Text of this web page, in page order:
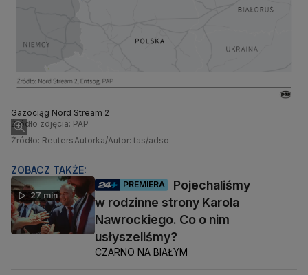
Gazociąg Nord Stream 2
Źródło zdjęcia: PAP
Źródło: Reuters Autorka/Autor: tas/adso
ZOBACZ TAKŻE:
27 min
PREMIERA
Pojechaliśmy
w rodzinne strony Karola
Nawrockiego. Co o nim
usłyszeliśmy?
CZARNO NA BIAŁYM